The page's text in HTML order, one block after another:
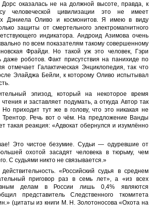
Дорс оказалась не на должной высоте, правда, к
человеческой цивилизации это не имеет
Дэниела Оливо и космонитов. Я имею в виду
защиты от смертельного электромагнитного
индикатора. Андроид Азимова очень
по всем показателям такому совершенному
Фрайди. Но такой уж это человек, Гэри
роботов. Факт присутствия на панихиде по
отмечает Галактическая Энциклопедия, так что
Элайджа Бейли, к которому Оливо испытывал
эпизод, который на некоторое время
и заставляет подумать, а откуда Автор так
приходит тут же в голову, что это никакая не
Трентор. Речь вот о чём. На предложение Ванды
такая реакция: «Адвокат обернулся и изумлённо
Это чистое безумие. Судьи — одуревшие от
охотой засадят человека в тюрьму, чем
С судьями никто не связывается.»
«Российский судья в среднем
приговор раз в семь лет», а «из всех
делам в России лишь 0,4% являются
представитель Следственного ткомитета
(цитаты из книги М. Н. Золотоносова «Охота на